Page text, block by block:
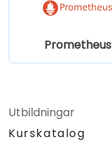
Prometheus
Utbildningar
Kurskatalog